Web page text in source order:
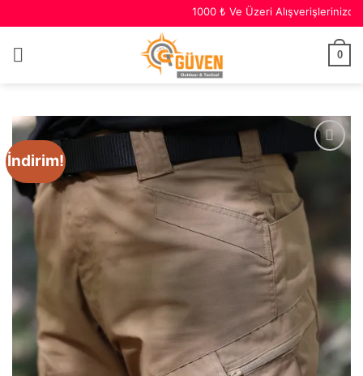
1000 ₺ Ve Üzeri Alışverişlerinizde Ücretsiz
0
İndirim!